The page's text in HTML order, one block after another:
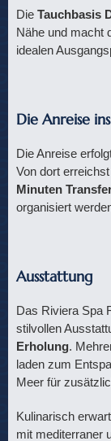
Die Tauchbasis
Nähe und macht
idealen
Die Anreise
Die Anreise
Von dort
Minuten
organisiert
Ausstattung
Das Riviera Spa
stilvollen
Erholung.
laden zum
Meer für
Kulinarisch
mit mediterraner